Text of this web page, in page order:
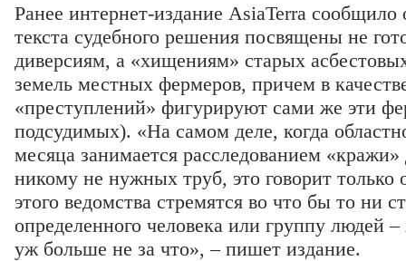
Ранее интернет-издание AsiaTerra сообщило
текста судебного решения посвящены не
диверсиям, а «хищениям» старых
земель местных фермеров, причем в
«преступлений» фигурируют сами же эти
подсудимых). «На самом деле, когда
месяца занимается расследованием
никому не нужных труб, это говорит только
этого ведомства стремятся во что бы то ни
определенного человека или группу людей
уж больше не за что», – пишет издание.